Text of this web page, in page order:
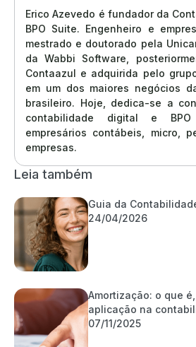
Erico Azevedo é fundador da
BPO Suite. Engenheiro e
mestrado e doutorado pela
da Wabbi Software,
Contaazul e adquirida pelo
em um dos maiores negócios
brasileiro. Hoje, dedica-se a
contabilidade digital e
empresários contábeis, micro,
empresas.
Leia também
Guia da
24/04/2026
Amortização: o que
aplicação na
07/11/2025